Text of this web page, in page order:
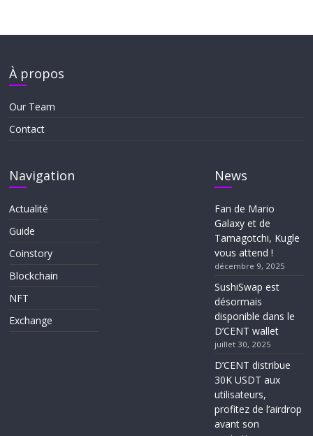
À propos
Our Team
Contact
Navigation
Actualité
Guide
Coinstory
Blockchain
NFT
Exchange
News
Fan de Mario
Galaxy et de
Tamagotchi, Kugle
vous attend !
décembre 9, 2025
SushiSwap est
désormais
disponible dans le
D’CENT wallet
juillet 30, 2025
D’CENT distribue
30K USDT aux
utilisateurs,
profitez de l’airdrop
avant son